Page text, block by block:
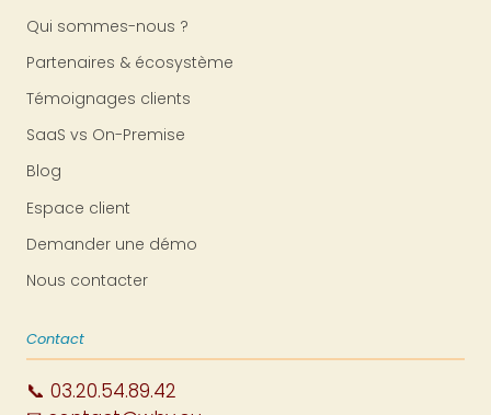
Qui sommes-nous ?
Partenaires & écosystème
Témoignages clients
SaaS vs On-Premise
Blog
Espace client
Demander une démo
Nous contacter
Contact
📞 03.20.54.89.42